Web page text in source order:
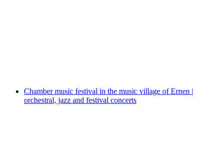
Chamber music festival in the music village of Ernen |
orchestral, jazz and festival concerts